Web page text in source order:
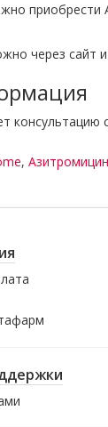
приобрести
через сайт
консультацию
, Азитромицин